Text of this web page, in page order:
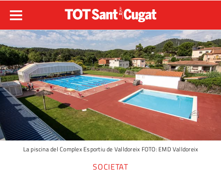
La piscina del Complex Esportiu de Valldoreix FOTO: EMD Valldoreix
SOCIETAT